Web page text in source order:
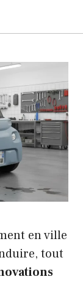
en ville
tout